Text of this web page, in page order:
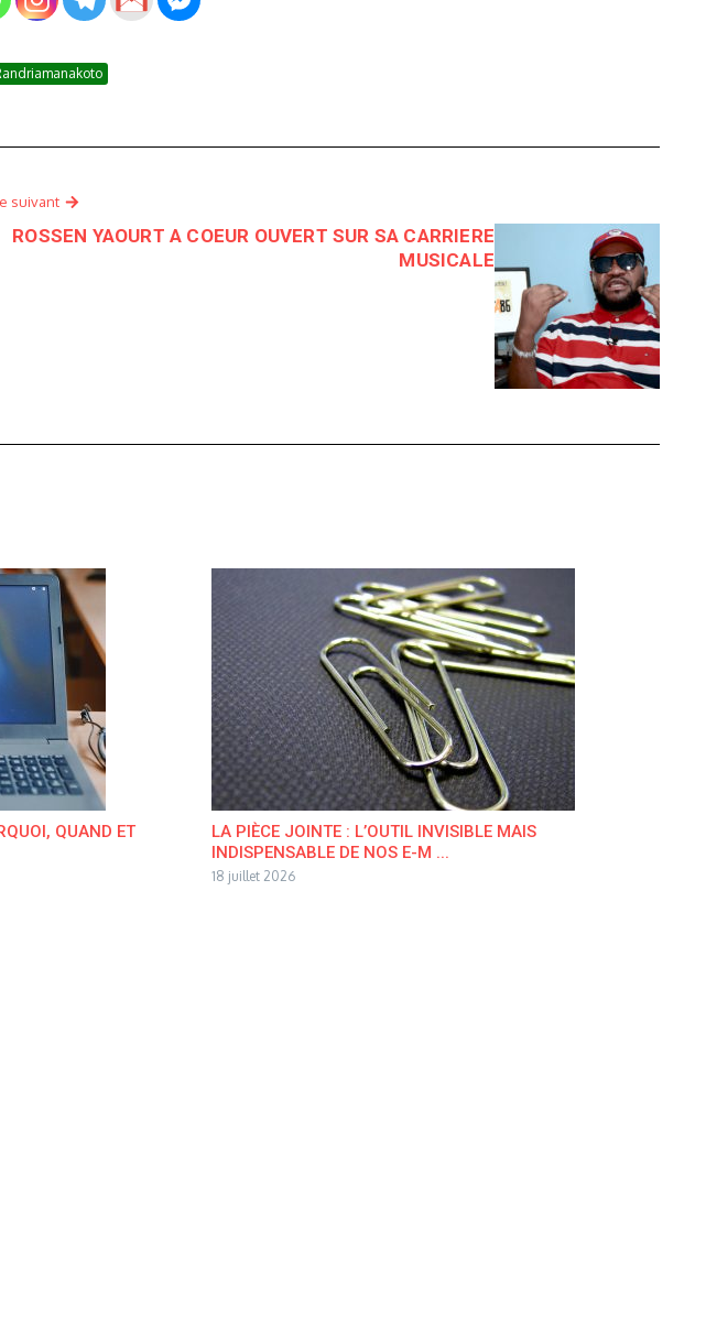
suivant
ROSSEN YAOURT A COEUR OUVERT SUR SA CARRIERE
MUSICALE
QUAND ET
LA PIÈCE JOINTE : L’OUTIL INVISIBLE MAIS
INDISPENSABLE DE NOS E-M ...
18 juillet 2026